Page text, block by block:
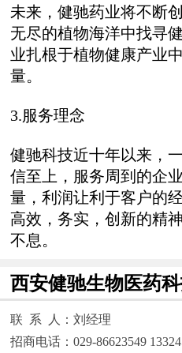
未来，健驰药业将不断
无尽的植物海洋中找寻
业扎根于植物健康产业
量。
3.服务理念
健驰科技近十年以来，
信至上，服务周到的企
量，利润让利于客户的
高效，务实，创新的精
不息。
西安健驰生物医药
联 系 人：刘经理
招商电话：029-86623549